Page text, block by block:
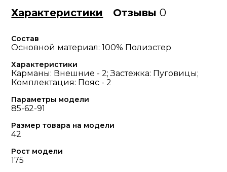
Характеристики Отзывы0
Состав
Основной материал: 100% Полиэстер
Характеристики
Карманы: Внешние - 2; Застежка: Пуговицы;
Комплектация: Пояс - 2
Параметры модели
85-62-91
Размер товара на модели
42
Рост модели
175